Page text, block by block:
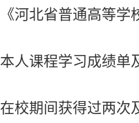
《河北省普通高等学
本人课程学习成绩单
在校期间获得过两次